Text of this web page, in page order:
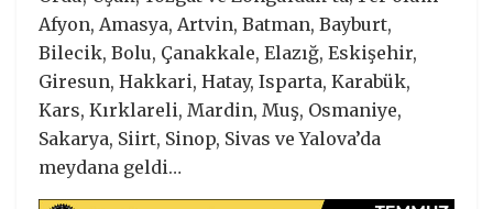
Afyon, Amasya, Artvin, Batman, Bayburt,
Bilecik, Bolu, Çanakkale, Elazığ, Eskişehir,
Giresun, Hakkari, Hatay, Isparta, Karabük,
Kars, Kırklareli, Mardin, Muş, Osmaniye,
Sakarya, Siirt, Sinop, Sivas ve Yalova’da
meydana geldi…